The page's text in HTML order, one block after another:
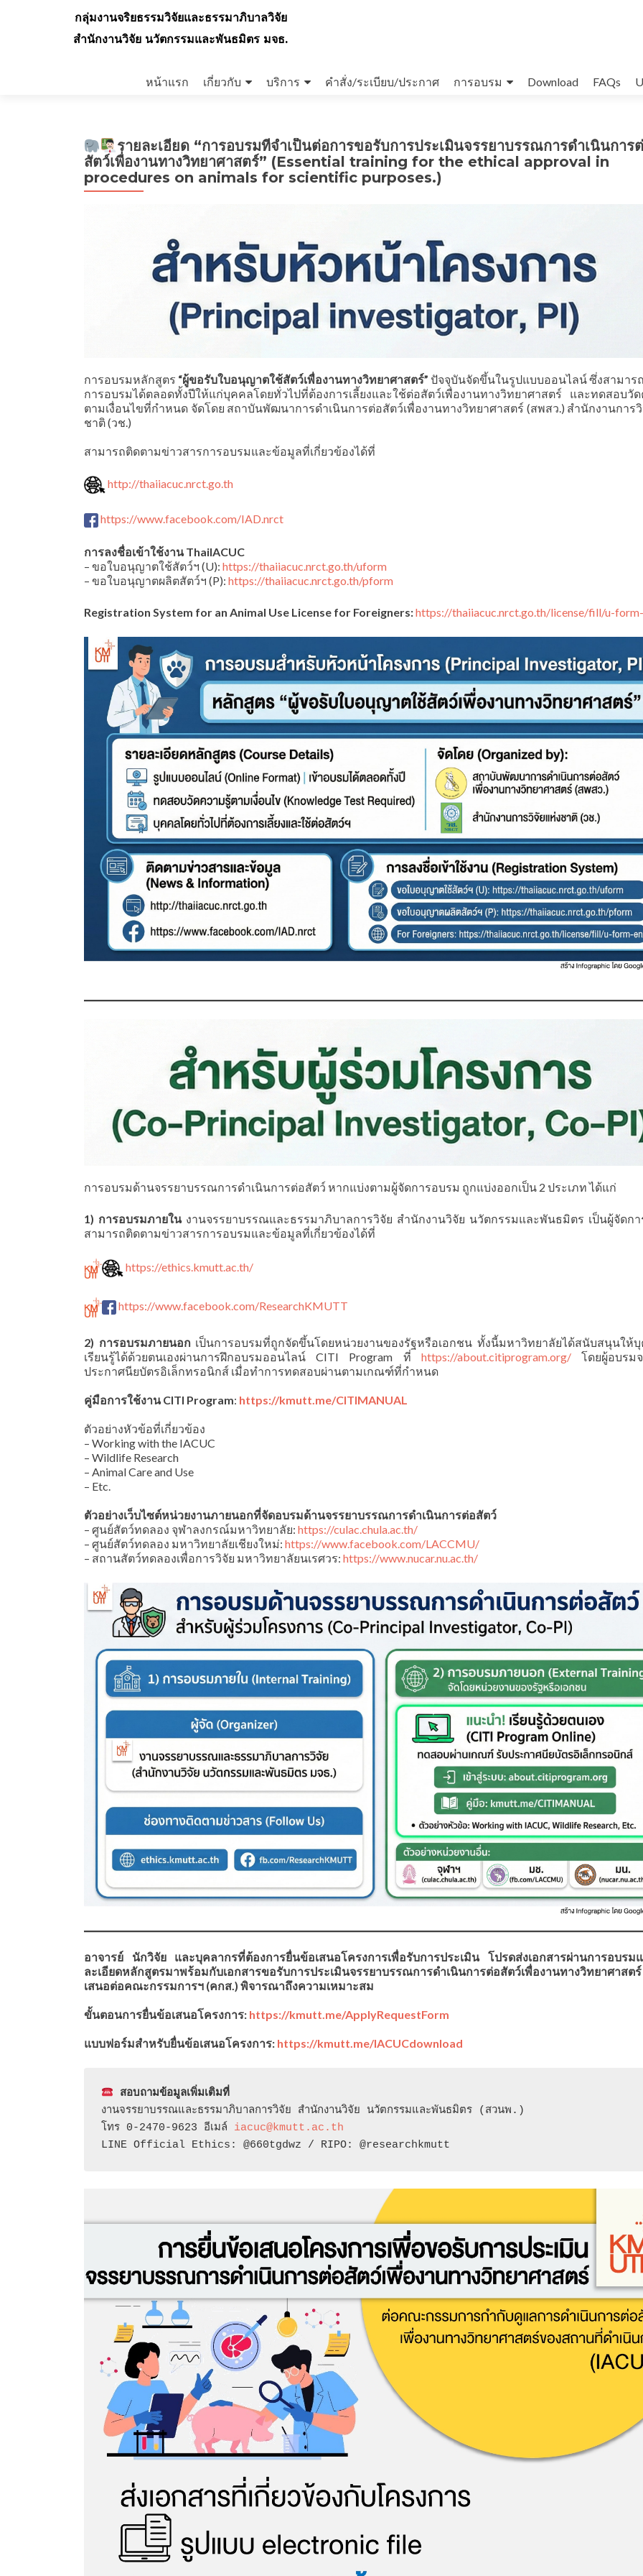
กลุ่มงานจริยธรรมวิจัยและธรรมาภิบาลวิจัย
สำนักงานวิจัย นวัตกรรมและพันธมิตร มจธ.
to
หน้าแรก เกี่ยวกับ บริการ คำสั่ง/ระเบียบ/ประกาศ การอบรม Download FAQs
รายละเอียด “การอบรมที่จำเป็นต่อการขอรับการประเมินจรรยาบรรณการดำเนินการ
สัตว์เพื่องานทางวิทยาศาสตร์” (Essential training for the ethical approval in
procedures on animals for scientific purposes.)
การอบรมหลักสูตร “ผู้ขอรับใบอนุญาตใช้สัตว์เพื่องานทางวิทยาศาสตร์” ปัจจุบันจัดขึ้นในรูปแบบออนไลน์ ซึ่งสามาร
การอบรมได้ตลอดทั้งปีให้แก่บุคคลโดยทั่วไปที่ต้องการเลี้ยงและใช้ต่อสัตว์เพื่องานทางวิทยาศาสตร์ และทดสอบวั
ตามเงื่อนไขที่กำหนด จัดโดย สถาบันพัฒนาการดำเนินการต่อสัตว์เพื่องานทางวิทยาศาสตร์ (สพสว.) สำนักงานการ
ชาติ (วช.)
สามารถติดตามข่าวสารการอบรมและข้อมูลที่เกี่ยวข้องได้ที่
http://thaiiacuc.nrct.go.th
https://www.facebook.com/IAD.nrct
การลงชื่อเข้าใช้งาน ThaiIACUC
– ขอใบอนุญาตใช้สัตว์ฯ (U): https://thaiiacuc.nrct.go.th/uform
– ขอใบอนุญาตผลิตสัตว์ฯ (P): https://thaiiacuc.nrct.go.th/pform
Registration System for an Animal Use License for Foreigners:https://thaiiacuc.nrct.go.th/license/fill/u-
การอบรมด้านจรรยาบรรณการดำเนินการต่อสัตว์ หากแบ่งตามผู้จัดการอบรม ถูกแบ่งออกเป็น 2 ประเภท ได้แก่
1) การอบรมภายใน งานจรรยาบรรณและธรรมาภิบาลการวิจัย สำนักงานวิจัย นวัตกรรมและพันธมิตร เป็นผู้จัดกา
สามารถติดตามข่าวสารการอบรมและข้อมูลที่เกี่ยวข้องได้ที่
https://ethics.kmutt.ac.th/
https://www.facebook.com/ResearchKMUTT
2) การอบรมภายนอก เป็นการอบรมที่ถูกจัดขึ้นโดยหน่วยงานของรัฐหรือเอกชน ทั้งนี้มหาวิทยาลัยได้สนับสนุนให้
เรียนรู้ได้ด้วยตนเองผ่านการฝึกอบรมออนไลน์ CITI Program ที่ https://about.citiprogram.org/โดยผู้อบรมจ
ประกาศนียบัตรอิเล็กทรอนิกส์ เมื่อทำการทดสอบผ่านตามเกณฑ์ที่กำหนด
คู่มือการใช้งาน CITI Program: https://kmutt.me/CITIMANUAL
ตัวอย่างหัวข้อที่เกี่ยวข้อง
– Working with the IACUC
– Wildlife Research
– Animal Care and Use
– Etc.
ตัวอย่างเว็บไซต์หน่วยงานภายนอกที่จัดอบรมด้านจรรยาบรรณการดำเนินการต่อสัตว์
– ศูนย์สัตว์ทดลอง จุฬาลงกรณ์มหาวิทยาลัย: https://culac.chula.ac.th/
– ศูนย์สัตว์ทดลอง มหาวิทยาลัยเชียงใหม่: https://www.facebook.com/LACCMU/
– สถานสัตว์ทดลองเพื่อการวิจัย มหาวิทยาลัยนเรศวร: https://www.nucar.nu.ac.th/
อาจารย์ นักวิจัย และบุคลากรที่ต้องการยื่นข้อเสนอโครงการเพื่อรับการประเมิน โปรดส่งเอกสารผ่านการอบรม
ละเอียดหลักสูตรมาพร้อมกับเอกสารขอรับการประเมินจรรยาบรรณการดำเนินการต่อสัตว์เพื่องานทางวิทยาศาส
เสนอต่อคณะกรรมการฯ (คกส.) พิจารณาถึงความเหมาะสม
ขั้นตอนการยื่นข้อเสนอโครงการ: https://kmutt.me/ApplyRequestForm
แบบฟอร์มสำหรับยื่นข้อเสนอโครงการ: https://kmutt.me/IACUCdownload
สอบถามข้อมูลเพิ่มเติมที่
งานจรรยาบรรณและธรรมาภิบาลการวิจัย สำนักงานวิจัย นวัตกรรมและพันธมิตร (สวนพ.)
โทร 0-2470-9623 อีเมล์ iacuc@kmutt.ac.th
LINE Official Ethics: @660tgdwz / RIPO: @researchkmutt